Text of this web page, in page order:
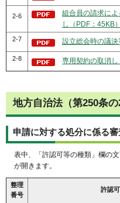
2-6
組合員の請求に
し（PDF：45KB）
2-7 設立総会時の議決
2-8 専用契約の取消し
地方自治法（第250条
申請に対する処分に係る
表中、「許認可等の種類」欄の
が開きます。
整理
番号
許認